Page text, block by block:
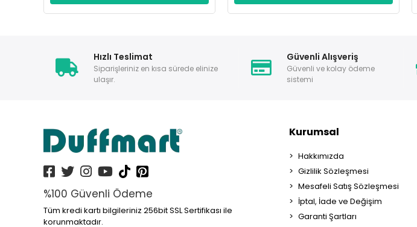
Hızlı Teslimat
Siparişleriniz en kısa sürede elinize
ulaşır.
Güvenli Alışveriş
Güvenli ve kolay ödeme
sistemi
%100 Güvenli Ödeme
Tüm kredi kartı bilgileriniz 256bit SSL Sertifikası ile
korunmaktadır.
Kurumsal
Hakkımızda
Gizlilik Sözleşmesi
Mesafeli Satış Sözleşmesi
İptal, İade ve Değişim
Garanti Şartları